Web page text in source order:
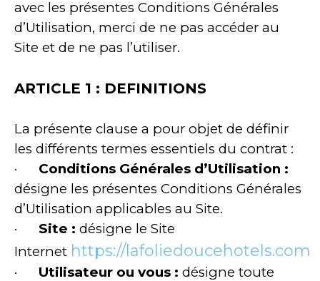
avec les présentes Conditions Générales
d’Utilisation, merci de ne pas accéder au
Site et de ne pas l’utiliser.
ARTICLE 1 : DEFINITIONS
La présente clause a pour objet de définir
les différents termes essentiels du contrat :
· Conditions Générales d’Utilisation :
désigne les présentes Conditions Générales
d’Utilisation applicables au Site.
· Site : désigne le Site
Internet https://lafoliedoucehotels.com
· Utilisateur ou vous : désigne toute